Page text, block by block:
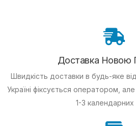
Доставка
Швидкість доставки в будь-яке
Україні фіксується оператором,
1-3 календарних